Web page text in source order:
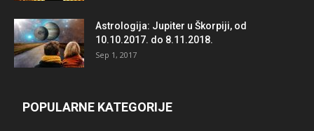
Astrologija: Jupiter u Škorpiji, od
10.10.2017. do 8.11.2018.
Sep 1, 2017
POPULARNE KATEGORIJE